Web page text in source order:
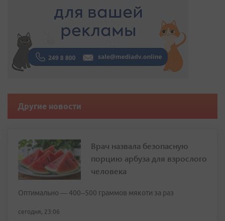
Другие новости
Врач назвала безопасную
порцию арбуза для взрослого
человека
Оптимально — 400–500 граммов мякоти за раз
сегодня, 23:06